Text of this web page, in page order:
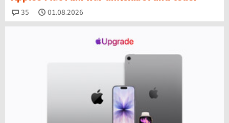
35 Kommentare
01.08.2026